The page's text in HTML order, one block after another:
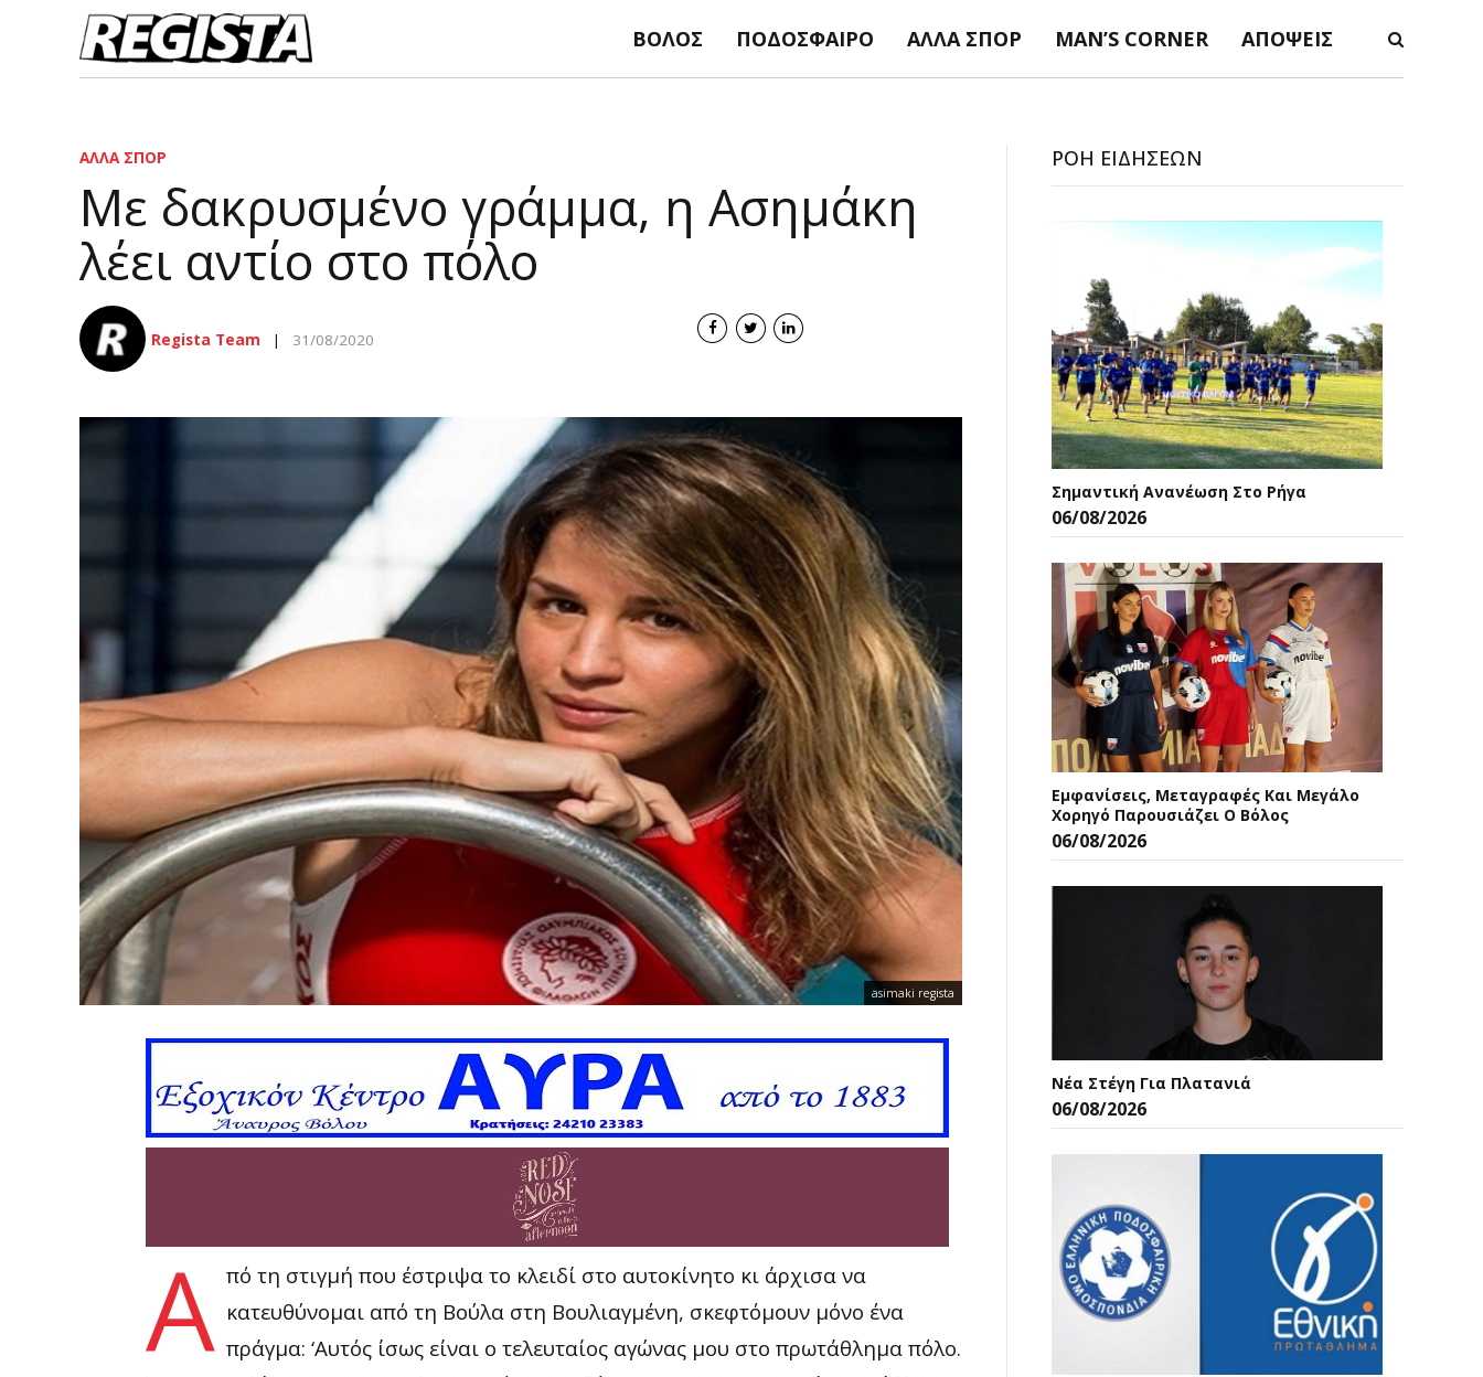
ΒΌΛΟΣ ΠΟΔΌΣΦΑΙΡΟ ΆΛΛΑ ΣΠΟΡ MAN’S CORNER ΑΠΌΨΕΙΣ
ΆΛΛΑ ΣΠΟΡ
Με δακρυσμένο γράμμα, η Ασημάκη
λέει αντίο στο πόλο
Regista Team 31/08/2020
asimaki regista
Α πό τη στιγμή που έστριψα το κλειδί στο αυτοκίνητο κι άρχισα να
κατευθύνομαι από τη Βούλα στη Βουλιαγμένη, σκεφτόμουν μόνο ένα
πράγμα: ‘Αυτός ίσως είναι ο τελευταίος αγώνας μου στο πρωτάθλημα πόλο.
ΡΟΉ ΕΙΔΉΣΕΩΝ
Σημαντική Ανανέωση Στο Ρήγα
06/08/2026
Εμφανίσεις, Μεταγραφές Και Μεγάλο
Χορηγό Παρουσιάζει Ο Βόλος
06/08/2026
Νέα Στέγη Για Πλατανιά
06/08/2026